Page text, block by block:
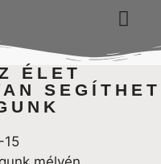
ÉLET
SEGÍTHET